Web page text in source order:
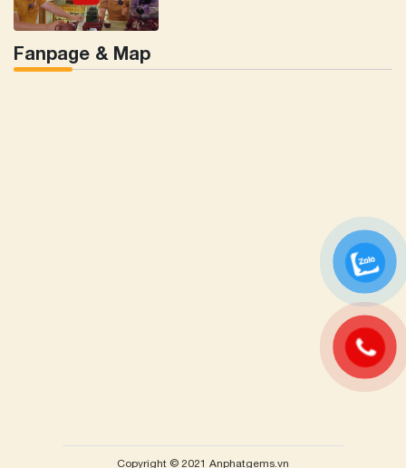
Tượng phật di lặc bằng đá Ngọc hoàng long
Tượng Phật Thích Ca được coi là biểu tượng của sự giác
ngộ, trí tuệ và bình an trong đạo Phật. Với hình ảnh tinh xảo
và sự hiện diện thanh tịnh, tượng Phật Thích Ca được điêu
khắc từ đá tự nhiên thường mang trong mình một ý nghĩa
Fanpage & Map
Copyright © 2021 Anphatgems.vn